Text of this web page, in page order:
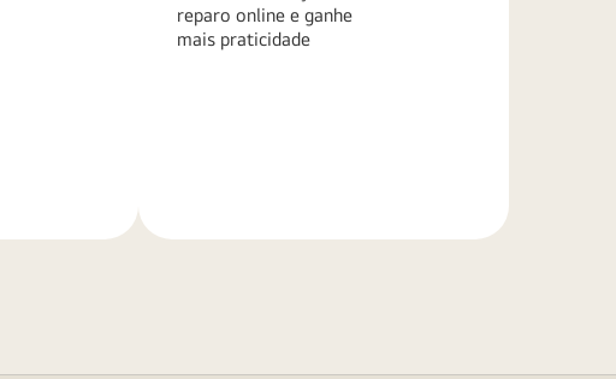
reparo online e ganhe
mais praticidade